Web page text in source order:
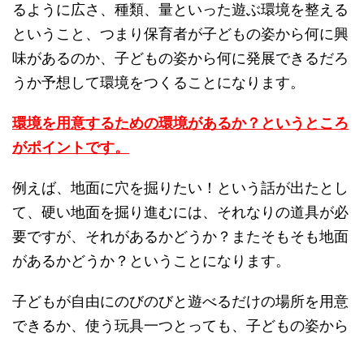
るように広さ、種類、量といった遊ぶ環境を整える
ということ、つまり保育者が子どもの姿から何に興
味があるのか、子どもの姿から何に発展できるだろ
うか予想して環境をつくることになります。
環境を用意するための環境があるか？というところ
がポイントです。
例えば、地面に穴を掘りたい！という話が出たとし
て、硬い地面を掘り進むには、それなりの道具が必
要ですが、それがあるかどうか？またそもそも地面
があるかどうか？ということになります。
子どもが自由にのびのびと遊べるだけの場所を用意
できるか、使う玩具一つとっても、子どもの姿から